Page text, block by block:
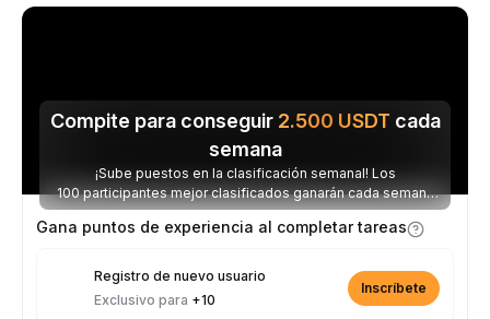
Compite para conseguir 2.500 USDT cada
semana
¡Sube puestos en la clasificación semanal! Los
100 participantes mejor clasificados ganarán cada semana
parte de los 2.500 USDT disponibles.
Gana puntos de experiencia al completar tareas
Registro de nuevo usuario
Exclusivo para +10
Inscríbete